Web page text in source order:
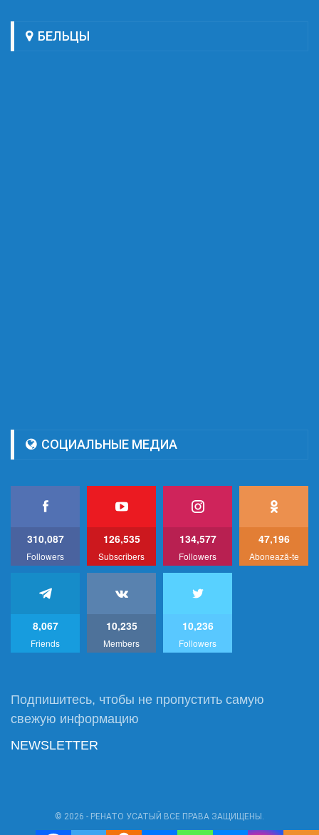
БЕЛЬЦЫ
СОЦИАЛЬНЫЕ МЕДИА
310,087
Followers
126,535
Subscribers
134,577
Followers
47,196
Abonează-te
8,067
Friends
10,235
Members
10,236
Followers
Подпишитесь, чтобы не пропустить самую
свежую информацию
NEWSLETTER
© 2026 - РЕНАТО УСАТЫЙ ВСЕ ПРАВА ЗАЩИЩЕНЫ.